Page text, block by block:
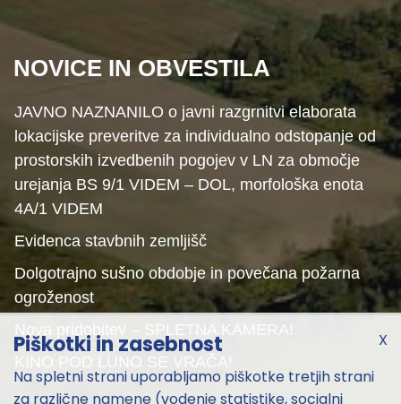
NOVICE IN OBVESTILA
JAVNO NAZNANILO o javni razgrnitvi elaborata
lokacijske preveritve za individualno odstopanje od
prostorskih izvedbenih pogojev v LN za območje
urejanja BS 9/1 VIDEM – DOL, morfološka enota
4A/1 VIDEM
Evidenca stavbnih zemljišč
Dolgotrajno sušno obdobje in povečana požarna
ogroženost
Nova pridobitev – SPLETNA KAMERA!
KINO POD LUNO SE VRAČA!
X
Piškotki in zasebnost
Na spletni strani uporabljamo piškotke tretjih strani
za različne namene (vodenje statistike, socialni